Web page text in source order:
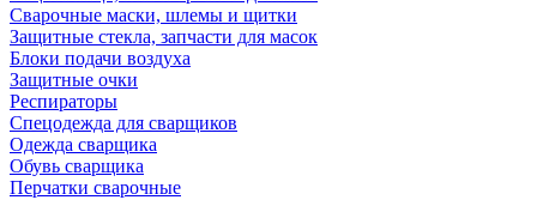
Сварочные маски, шлемы и щитки
Защитные стекла, запчасти для масок
Блоки подачи воздуха
Защитные очки
Респираторы
Спецодежда для сварщиков
Одежда сварщика
Обувь сварщика
Перчатки сварочные